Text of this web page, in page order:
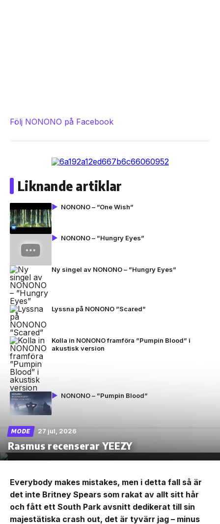
Följ NONONO på Facebook
Liknande artiklar
NONONO – ”One Wish”
NONONO – ”Hungry Eyes”
Ny singel av NONONO – ”Hungry Eyes”
Lyssna på NONONO ”Scared”
Kolla in NONONO framföra ”Pumpin Blood” i
akustisk version
NONONO – ”Pumpin Blood”
MODE 27 jul, 2026
Rasmus recenserar YEEZY
Everybody makes mistakes, men i detta fall så är
det inte Britney Spears som rakat av allt sitt hår
och fått ett South Park avsnitt dedikerat till sin
majestätiska crash out, det är tyvärr jag – minus